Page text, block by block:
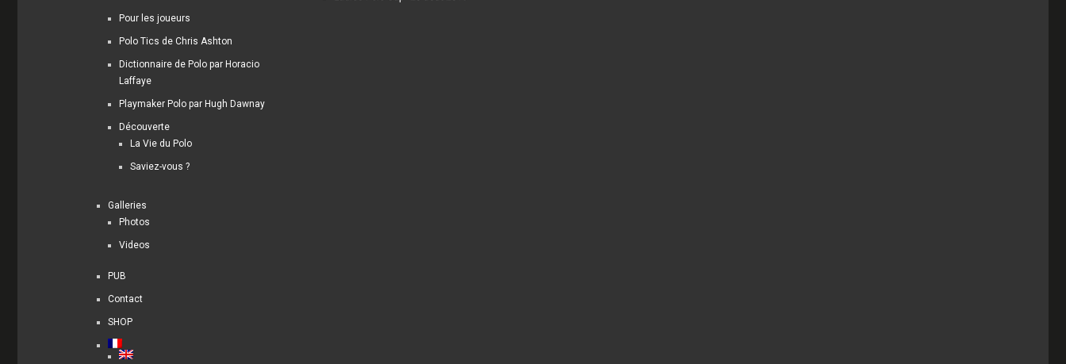
Pour les joueurs
Polo Tics de Chris Ashton
Dictionnaire de Polo par Horacio
Laffaye
Playmaker Polo par Hugh Dawnay
Découverte
La Vie du Polo
Saviez-vous ?
Galleries
Photos
Videos
PUB
Contact
SHOP